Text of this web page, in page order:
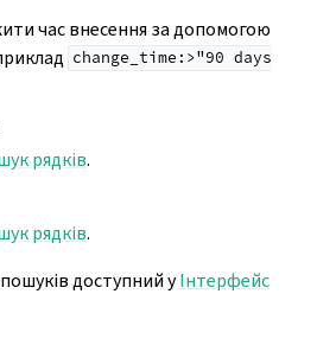
час внесення за допомогою
change_time:>"90 days
рядків.
рядків.
доступний уІнтерфейс